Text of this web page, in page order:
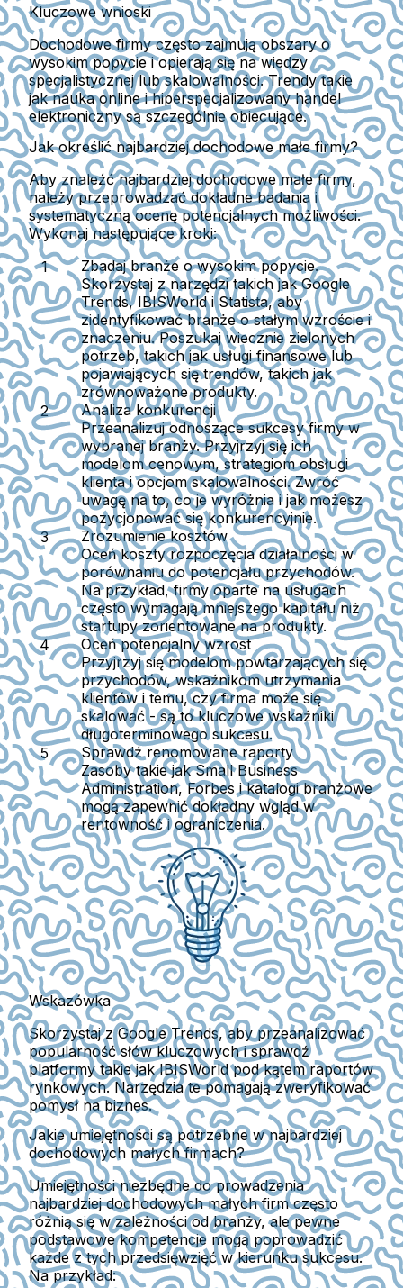
Kluczowe wnioski
Dochodowe firmy często zajmują obszary o
wysokim popycie i opierają się na wiedzy
specjalistycznej lub skalowalności. Trendy takie
jak nauka online i hiperspecjalizowany handel
elektroniczny są szczególnie obiecujące.
Jak określić najbardziej dochodowe małe firmy?
Aby znaleźć najbardziej dochodowe małe firmy,
należy przeprowadzać dokładne badania i
systematyczną ocenę potencjalnych możliwości.
Wykonaj następujące kroki:
Zbadaj branże o wysokim popycie.
Skorzystaj z narzędzi takich jak Google
Trends, IBISWorld i Statista, aby
zidentyfikować branże o stałym wzroście i
znaczeniu. Poszukaj wiecznie zielonych
potrzeb, takich jak usługi finansowe lub
pojawiających się trendów, takich jak
zrównoważone produkty.
Analiza konkurencji
Przeanalizuj odnoszące sukcesy firmy w
wybranej branży. Przyjrzyj się ich
modelom cenowym, strategiom obsługi
klienta i opcjom skalowalności. Zwróć
uwagę na to, co je wyróżnia i jak możesz
pozycjonować się konkurencyjnie.
Zrozumienie kosztów
Oceń koszty rozpoczęcia działalności w
porównaniu do potencjału przychodów.
Na przykład, firmy oparte na usługach
często wymagają mniejszego kapitału niż
startupy zorientowane na produkty.
Oceń potencjalny wzrost
Przyjrzyj się modelom powtarzających się
przychodów, wskaźnikom utrzymania
klientów i temu, czy firma może się
skalować - są to kluczowe wskaźniki
długoterminowego sukcesu.
Sprawdź renomowane raporty
Zasoby takie jak Small Business
Administration, Forbes i katalogi branżowe
mogą zapewnić dokładny wgląd w
rentowność i ograniczenia.
Wskazówka
Skorzystaj z Google Trends, aby przeanalizować
popularność słów kluczowych i sprawdź
platformy takie jak IBISWorld pod kątem raportów
rynkowych. Narzędzia te pomagają zweryfikować
pomysł na biznes.
Jakie umiejętności są potrzebne w najbardziej
dochodowych małych firmach?
Umiejętności niezbędne do prowadzenia
najbardziej dochodowych małych firm często
różnią się w zależności od branży, ale pewne
podstawowe kompetencje mogą poprowadzić
każde z tych przedsięwzięć w kierunku sukcesu.
Na przykład: